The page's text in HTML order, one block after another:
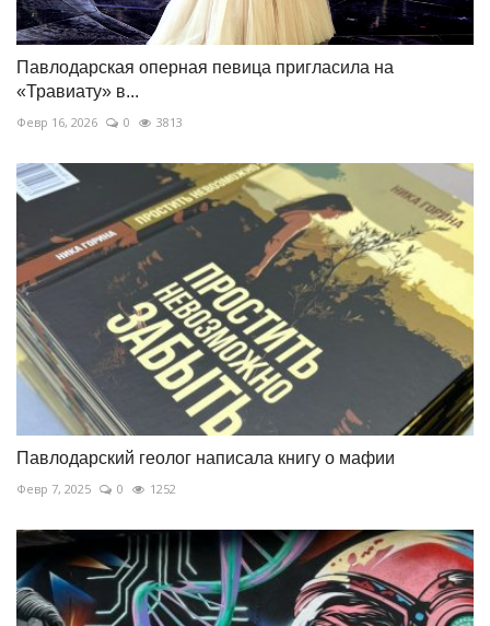
Павлодарская оперная певица пригласила на
«Травиату» в...
Февр 16, 2026 0 3813
Павлодарский геолог написала книгу о мафии
Февр 7, 2025 0 1252